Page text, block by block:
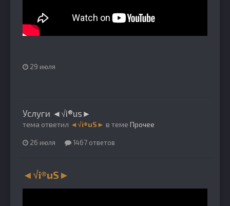
29 июля
Услуги ◄√i®us►
тема ответил ◄√i®uS► в теме Прочее
26 июля 1467 ответов
◄√i®uS►